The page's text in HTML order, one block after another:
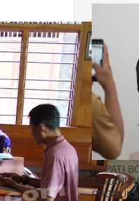
BUPATI